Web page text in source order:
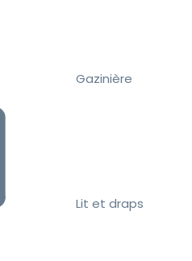
Gazinière
Lit et draps